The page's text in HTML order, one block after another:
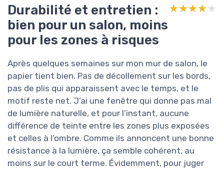
Durabilité et entretien :
bien pour un salon, moins
pour les zones à risques
★★★★★
★★★★★
Après quelques semaines sur mon mur de salon, le
papier tient bien. Pas de décollement sur les bords,
pas de plis qui apparaissent avec le temps, et le
motif reste net. J’ai une fenêtre qui donne pas mal
de lumière naturelle, et pour l’instant, aucune
différence de teinte entre les zones plus exposées
et celles à l’ombre. Comme ils annoncent une bonne
résistance à la lumière, ça semble cohérent, au
moins sur le court terme. Évidemment, pour juger